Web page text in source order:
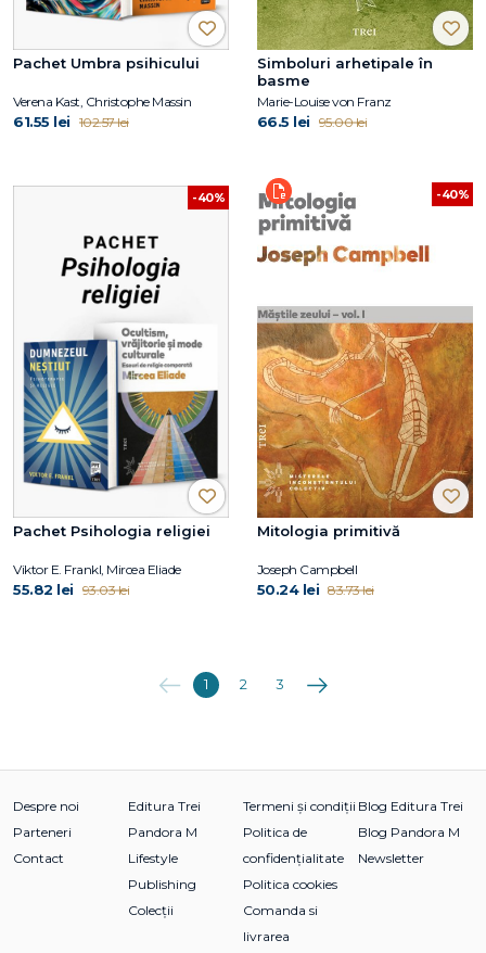
Pachet Umbra psihicului
Verena Kast, Christophe Massin
61.55 lei 102.57 lei
Simboluri arhetipale în
basme
Marie-Louise von Franz
66.5 lei 95.00 lei
-40%
Pachet Psihologia religiei
Viktor E. Frankl, Mircea Eliade
55.82 lei 93.03 lei
-40%
Mitologia primitivă
Joseph Campbell
50.24 lei 83.73 lei
Anterioara
1 2 3 Următoarea
Despre noi
Parteneri
Contact
Editura Trei
Pandora M
Lifestyle
Publishing
Colecții
Termeni și condiții
Politica de
confidențialitate
Politica cookies
Comanda si
livrarea
Blog Editura Trei
Blog Pandora M
Newsletter